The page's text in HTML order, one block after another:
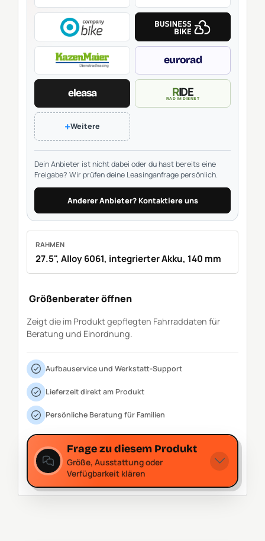
eurorad
eleasa RIDE
RAD IM DIENST
+Weitere
Dein Anbieter ist nicht dabei oder du hast bereits eine
Freigabe? Wir prüfen deine Leasinganfrage persönlich.
Anderer Anbieter? Kontaktiere uns
RAHMEN
27.5", Alloy 6061, integrierter Akku, 140 mm
Größenberater öffnen
Zeigt die im Produkt gepflegten Fahrraddaten für
Beratung und Einordnung.
Aufbauservice und Werkstatt-Support
Lieferzeit direkt am Produkt
Persönliche Beratung für Familien
Frage zu diesem Produkt
Größe, Ausstattung oder
Verfügbarkeit klären